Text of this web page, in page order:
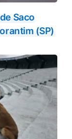
Saco
(SP)